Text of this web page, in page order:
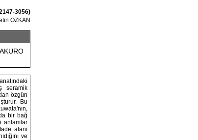
3056)
ÖZKAN
seramik
özgün
Bu
bir bağ
anlamlar
alanı
ve